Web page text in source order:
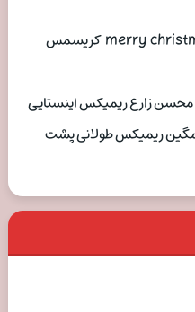
دانلود آهنگ مری کریسمس merry christmas کریسمس
محسن زارع ریمیکس اینستایی
ریمیکس طولانی پشت